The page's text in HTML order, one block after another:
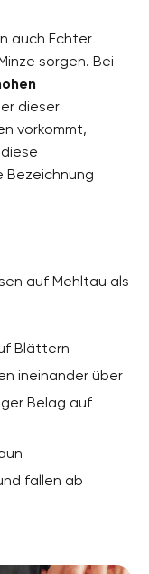
auch Echter
sorgen. Bei
dieser
vorkommt,
Bezeichnung
auf Mehltau als
Blättern
ineinander über
Belag auf
fallen ab